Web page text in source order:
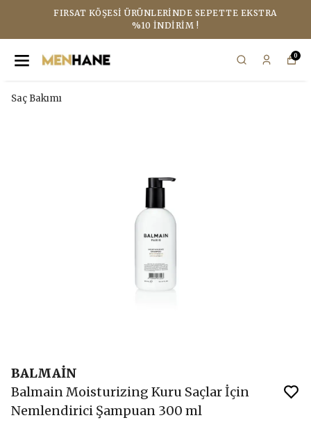
FIRSAT KÖŞESI ÜRÜNLERINDE SEPETTE EKSTRA
%10 İNDIRIM !
0
Saç Bakımı
BALMAİN
Balmain Moisturizing Kuru Saçlar İçin
Nemlendirici Şampuan 300 ml